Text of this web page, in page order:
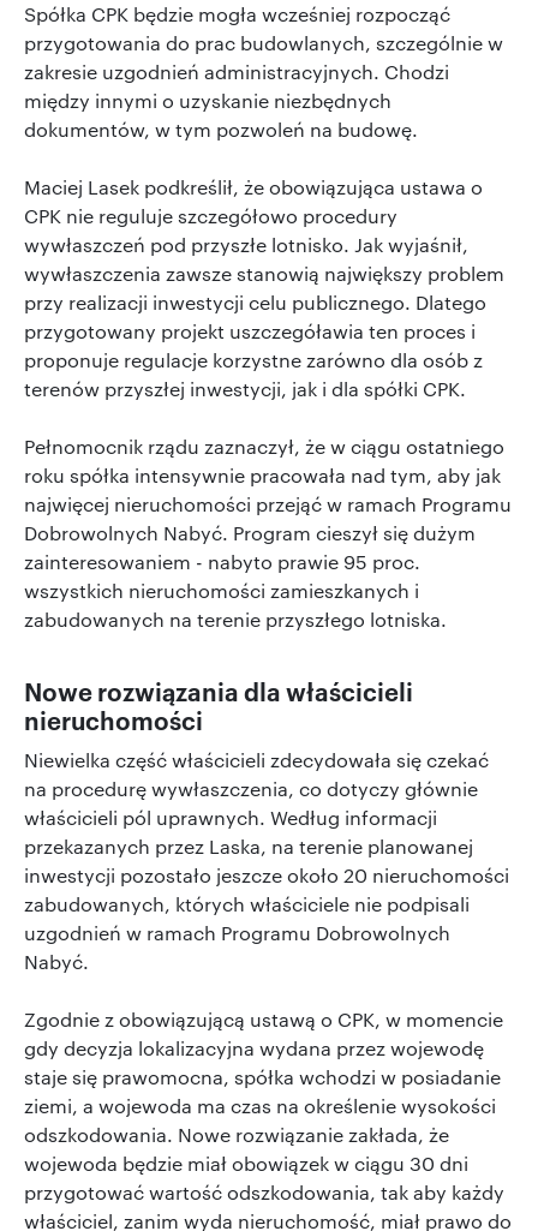
Spółka CPK będzie mogła wcześniej rozpocząć
przygotowania do prac budowlanych, szczególnie w
zakresie uzgodnień administracyjnych. Chodzi
między innymi o uzyskanie niezbędnych
dokumentów, w tym pozwoleń na budowę.
Maciej Lasek podkreślił, że obowiązująca ustawa o
CPK nie reguluje szczegółowo procedury
wywłaszczeń pod przyszłe lotnisko. Jak wyjaśnił,
wywłaszczenia zawsze stanowią największy problem
przy realizacji inwestycji celu publicznego. Dlatego
przygotowany projekt uszczegóławia ten proces i
proponuje regulacje korzystne zarówno dla osób z
terenów przyszłej inwestycji, jak i dla spółki CPK.
Pełnomocnik rządu zaznaczył, że w ciągu ostatniego
roku spółka intensywnie pracowała nad tym, aby jak
najwięcej nieruchomości przejąć w ramach Programu
Dobrowolnych Nabyć. Program cieszył się dużym
zainteresowaniem - nabyto prawie 95 proc.
wszystkich nieruchomości zamieszkanych i
zabudowanych na terenie przyszłego lotniska.
Nowe rozwiązania dla właścicieli
nieruchomości
Niewielka część właścicieli zdecydowała się czekać
na procedurę wywłaszczenia, co dotyczy głównie
właścicieli pól uprawnych. Według informacji
przekazanych przez Laska, na terenie planowanej
inwestycji pozostało jeszcze około 20 nieruchomości
zabudowanych, których właściciele nie podpisali
uzgodnień w ramach Programu Dobrowolnych
Nabyć.
Zgodnie z obowiązującą ustawą o CPK, w momencie
gdy decyzja lokalizacyjna wydana przez wojewodę
staje się prawomocna, spółka wchodzi w posiadanie
ziemi, a wojewoda ma czas na określenie wysokości
odszkodowania. Nowe rozwiązanie zakłada, że
wojewoda będzie miał obowiązek w ciągu 30 dni
przygotować wartość odszkodowania, tak aby każdy
właściciel, zanim wyda nieruchomość, miał prawo do